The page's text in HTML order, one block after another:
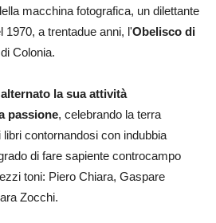
macchina fotografica, un dilettante
a trentadue anni, l'Obelisco di
Colonia.
la sua attività
passione, celebrando la terra
contornandosi con indubbia
di fare sapiente controcampo
toni: Piero Chiara, Gaspare
Zocchi.